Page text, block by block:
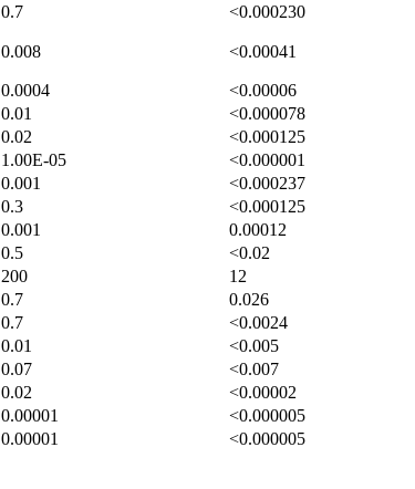
0.7 <0.000230
0.008 <0.00041
0.0004
<0.00006
0.01
<0.000078
0.02
<0.000125
1.00E-05
<0.000001
0.001
<0.000237
0.3
<0.000125
0.001
0.00012
0.5
<0.02
200
12
0.7
0.026
0.7
<0.0024
0.01
<0.005
0.07
<0.007
0.02
<0.00002
0.00001
<0.000005
0.00001 <0.000005